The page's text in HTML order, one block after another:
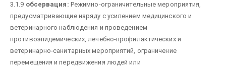
3.1.9 обсервация: Режимно-ограничительные мероприятия,
предусматривающие наряду с усилением медицинского и
ветеринарного наблюдения и проведением
противоэпидемических, лечебно-профилактических и
ветеринарно-санитарных мероприятий, ограничение
перемещения и передвижения людей или